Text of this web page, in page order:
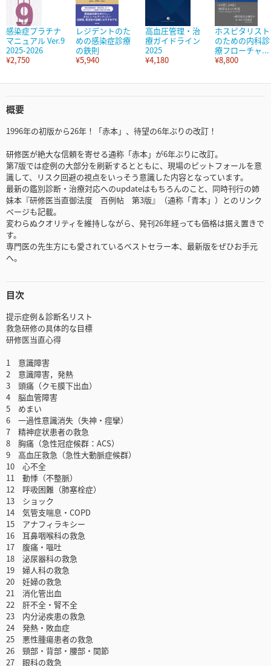
感染症プラチナ
マニュアル Ver.9
2025-2026
¥2,750
レジデントのた
めの感染症診療
の鉄則
¥5,940
高血圧管理・治
療ガイドライン
2025
¥4,180
ホスピタリスト
のための内科診
療フローチャ...
¥8,800
概要
1996年の初版から26年！「赤本」、待望の6年ぶりの改訂！
研修医が絶大な信頼を寄せる通称「赤本」が6年ぶりに改訂。
第7版では症例の大部分を刷新するとともに、現場のピットフォールを意
識して、リスク回避の視点をいっそう意識した内容となっています。
最新の鑑別診断・治療対応へのupdateはもちろんのこと、同時刊行の姉
妹本『研修医当直御法度 百例帖 第3版』（通称「青本」）とのリンク
ページも記載。
変わらぬクオリティを維持しながら、発刊26年経っても価格は据え置きで
す。
専門医の先生方にも愛されているベストセラー本、最新版をぜひお手元
へ。
目次
提示症例＆診断名リスト
救急研修の具体的な目標
研修医当直心得
1 意識障害
2 意識障害，発熱
3 頭痛（クモ膜下出血）
4 脳血管障害
5 めまい
6 一過性意識消失（失神・痙攣）
7 精神症状患者の救急
8 胸痛（急性冠症候群：ACS）
9 高血圧救急（急性大動脈症候群）
10 心不全
11 動悸（不整脈）
12 呼吸困難（肺塞栓症）
13 ショック
14 気管支喘息・COPD
15 アナフィラキシー
16 耳鼻咽喉科の救急
17 腹痛・嘔吐
18 泌尿器科の救急
19 婦人科の救急
20 妊婦の救急
21 消化管出血
22 肝不全・腎不全
23 内分泌疾患の救急
24 発熱・敗血症
25 悪性腫瘍患者の救急
26 頸部・背部・腰部・関節
27 眼科の救急